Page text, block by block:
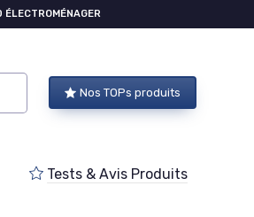
ÉLECTROMÉNAGER
Nos TOPs produits
Tests & Avis Produits